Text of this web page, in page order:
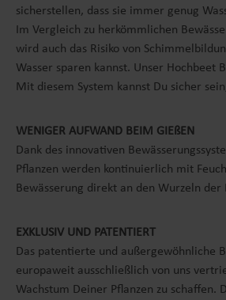
sicherstellen, dass sie immer genug
Im Vergleich zu herkömmlichen
wird auch das Risiko von
Wasser sparen kannst. Unser
Mit diesem System kannst Du sicher
WENIGER AUFWAND BEIM GIEßEN
Dank des innovativen
Pflanzen werden kontinuierlich mit
Bewässerung direkt an den Wurzeln
EXKLUSIV UND PATENTIERT
Das patentierte und außergewöhnliche
europaweit ausschließlich von uns
Wachstum Deiner Pflanzen zu